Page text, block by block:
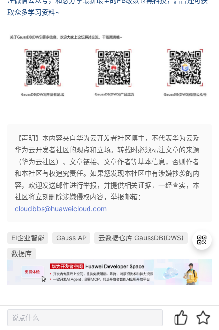
取众多学习资料~
【声明】本内容来自华为云开发者社区博主，不代表华为云及
华为云开发者社区的观点和立场。转载时必须标注文章的来源
（华为云社区）、文章链接、文章作者等基本信息，否则作者
和本社区有权追究责任。如果您发现本社区中有涉嫌抄袭的内
容，欢迎发送邮件进行举报，并提供相关证据，一经查实，本
社区将立刻删除涉嫌侵权内容，举报邮箱：
cloudbbs@huaweicloud.com
EI企业智能 Gauss AP
云数据仓库 GaussDB(DWS)
数据库